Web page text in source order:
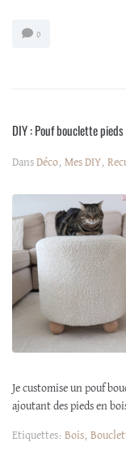
0
DIY : Pouf bouclette
Dans Déco, Mes DIY,
Je customise un pouf
ajoutant des pieds en
Etiquettes: Bois,